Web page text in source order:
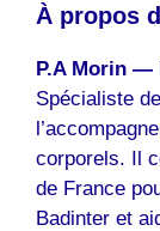
À propos
P.A Morin —
Spécialiste
corporels. Il
de France
Badinter et